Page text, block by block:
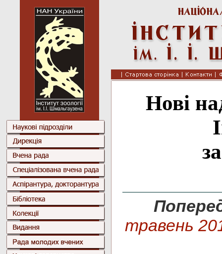
Нові
травень